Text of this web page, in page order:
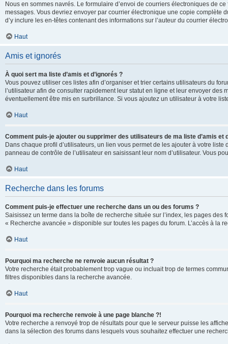
Nous en sommes navrés. Le formulaire d’envoi de courriers électroniques de
messages. Vous devriez envoyer par courrier électronique une copie complète
d’y inclure les en-têtes contenant des informations sur l’auteur du courrier
Haut
Amis et ignorés
À quoi sert ma liste d’amis et d’ignorés ?
Vous pouvez utiliser ces listes afin d’organiser et trier certains utilisateurs du
l’utilisateur afin de consulter rapidement leur statut en ligne et leur envoyer
éventuellement être mis en surbrillance. Si vous ajoutez un utilisateur à votre
Haut
Comment puis-je ajouter ou supprimer des utilisateurs de ma liste d’amis et
Dans chaque profil d’utilisateurs, un lien vous permet de les ajouter à votre
panneau de contrôle de l’utilisateur en saisissant leur nom d’utilisateur. Vous
Haut
Recherche dans les forums
Comment puis-je effectuer une recherche dans un ou des forums ?
Saisissez un terme dans la boîte de recherche située sur l’index, les pages
« Recherche avancée » disponible sur toutes les pages du forum. L’accès à la
Haut
Pourquoi ma recherche ne renvoie aucun résultat ?
Votre recherche était probablement trop vague ou incluait trop de termes
filtres disponibles dans la recherche avancée.
Haut
Pourquoi ma recherche renvoie à une page blanche ?!
Votre recherche a renvoyé trop de résultats pour que le serveur puisse les
dans la sélection des forums dans lesquels vous souhaitez effectuer une